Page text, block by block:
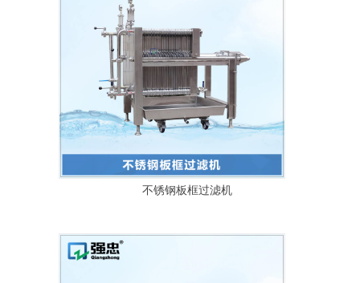
不锈钢板框过滤机